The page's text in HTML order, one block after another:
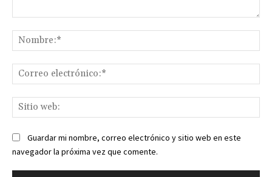
Guardar mi nombre, correo electrónico y sitio web en este
navegador la próxima vez que comente.